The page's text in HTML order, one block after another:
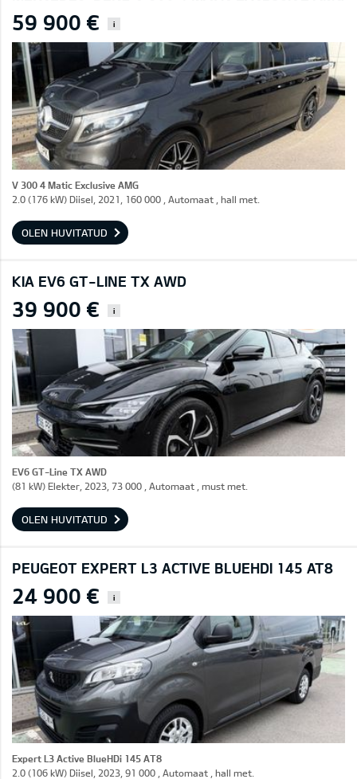
59 900 € i
V 300 4 Matic Exclusive AMG
2.0 (176 kW) Diisel, 2021, 160 000 , Automaat , hall met.
OLEN HUVITATUD
KIA EV6 GT-LINE TX AWD
39 900 € i
EV6 GT-Line TX AWD
(81 kW) Elekter, 2023, 73 000 , Automaat , must met.
OLEN HUVITATUD
PEUGEOT EXPERT L3 ACTIVE BLUEHDI 145 AT8
24 900 € i
Expert L3 Active BlueHDi 145 AT8
2.0 (106 kW) Diisel, 2023, 91 000 , Automaat , hall met.